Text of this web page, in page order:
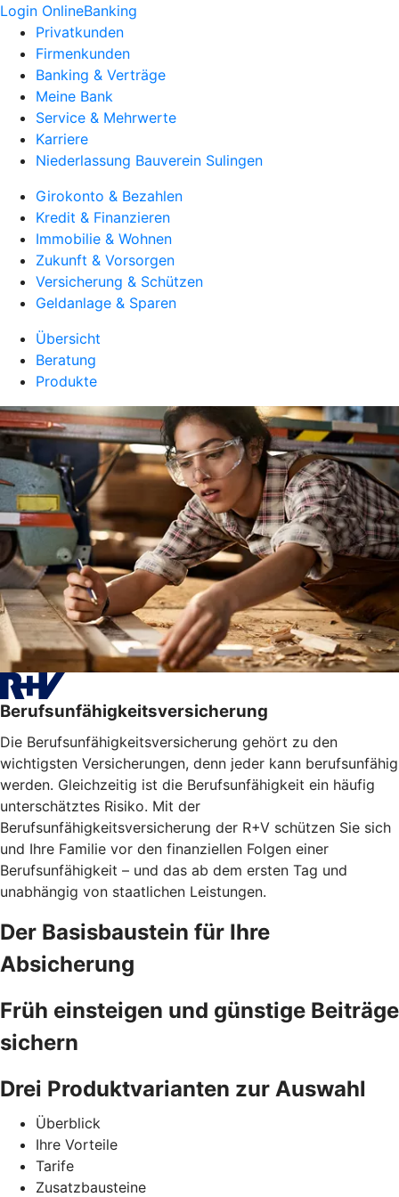
Login OnlineBanking
Privatkunden
Firmenkunden
Banking & Verträge
Meine Bank
Service & Mehrwerte
Karriere
Niederlassung Bauverein Sulingen
Girokonto & Bezahlen
Kredit & Finanzieren
Immobilie & Wohnen
Zukunft & Vorsorgen
Versicherung & Schützen
Geldanlage & Sparen
Übersicht
Beratung
Produkte
Berufsunfähigkeitsversicherung
Die Berufsunfähigkeitsversicherung gehört zu den
wichtigsten Versicherungen, denn jeder kann berufsunfähig
werden. Gleichzeitig ist die Berufsunfähigkeit ein häufig
unterschätztes Risiko. Mit der
Berufsunfähigkeitsversicherung der R+V schützen Sie sich
und Ihre Familie vor den finanziellen Folgen einer
Berufsunfähigkeit – und das ab dem ersten Tag und
unabhängig von staatlichen Leistungen.
Der Basisbaustein für Ihre
Absicherung
Früh einsteigen und günstige Beiträge
sichern
Drei Produktvarianten zur Auswahl
Überblick
Ihre Vorteile
Tarife
Zusatzbausteine